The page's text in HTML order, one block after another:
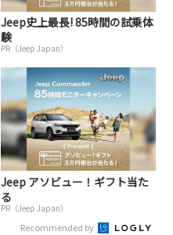
Jeep史上最長! 85時間の試乗体
験
PR（Jeep Japan）
Jeep アソビュー！ギフト当た
る
PR（Jeep Japan）
Recommended by